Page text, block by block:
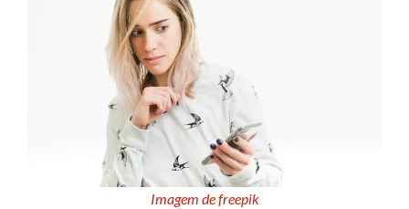
Imagem de freepik